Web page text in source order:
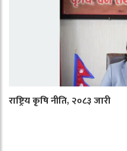
राष्ट्रिय कृषि नीति, २०८३ जारी